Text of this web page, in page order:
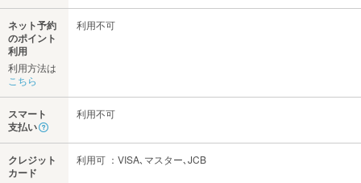
ネット予約
のポイント
利用
利用方法は
こちら
利用不可
スマート
支払い
利用不可
クレジット
カード
利用可 ：VISA､マスター､JCB